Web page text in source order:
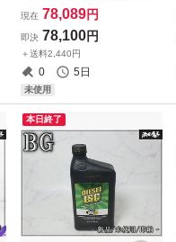
CLINE MS130~139 クラウン
4ドアHT フェンダートリム
メッキ 外装 1台分 即納 棚1d
b2
現在 78,089円
即決 78,100円
＋送料2,440円
0 5日
未使用
本日終了